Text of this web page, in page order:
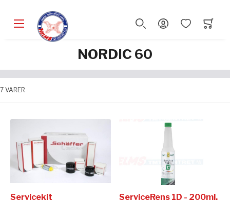
NORDIC 60
7 VARER
Servicekit ServiceRens 1D - 200ml.